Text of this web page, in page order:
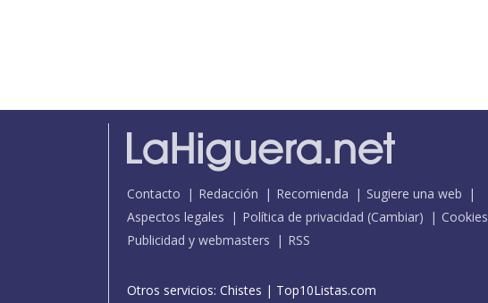
Contacto Redacción Recomienda
Sugiere una web
Aspectos legales
Política de privacidad (Cambiar)
Cookies
Publicidad y webmasters
RSS
Otros servicios: Chistes | Top10Listas.com